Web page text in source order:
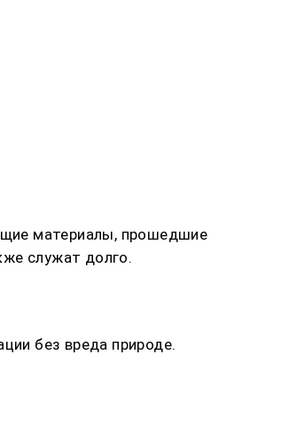
материалы, прошедшие
служат долго.
без вреда природе.